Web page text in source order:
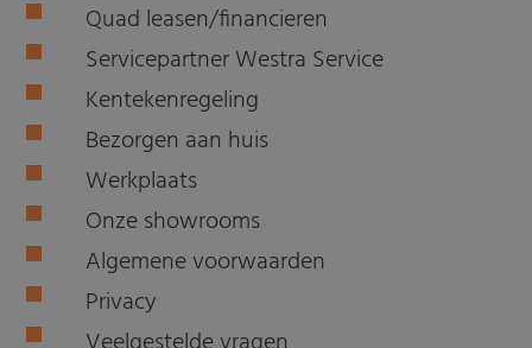
Quad leasen/financieren
Servicepartner Westra Service
Kentekenregeling
Bezorgen aan huis
Werkplaats
Onze showrooms
Algemene voorwaarden
Privacy